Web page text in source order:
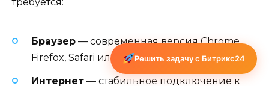
Браузер — современная версия Chrome,
Firefox, Safari или Edge
Интернет — стабильное подключение к
Решить задачу с Битрикс24